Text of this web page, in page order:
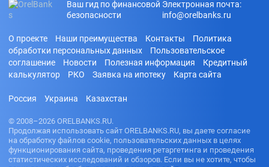
80000
рублей
100000
рублей
рублей
200000
рублей
С
Под залог
недвижимо
сти
займ
Золотую
На карту
Газпромба
нк
На
электронн
ый
кошелек
На новый
ские
займы
На покупку
квартиры
ы без
проверки
дают
кредит
банк по
номеру
карты
Как взять
кредит на
чужой
паспорт
Как узнать
Ваш гид по финансовой
безопасности
Электронная почта:
info@orelbanks.ru
О проекте Наши преимущества Контакты
Политика
обработки персональных данных
Пользовательское
соглашение
Новости Полезная информация
Кредитный
калькулятор
РКО Заявка на ипотеку Карта сайта
Россия Украина Казахстан
© 2008–2026 ORELBANKS.RU.
Продолжая использовать сайт ORELBANKS.RU, вы даете согласие
на обработку файлов cookie, пользовательских данных в целях
функционирования сайта, проведения ретаргетинга и проведения
статистических исследований и обзоров. Если вы не хотите, чтобы